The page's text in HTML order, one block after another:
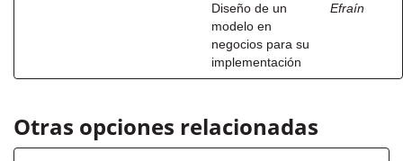
Diseño de un
modelo en
negocios para su
implementación
Efraín
Otras opciones relacionadas